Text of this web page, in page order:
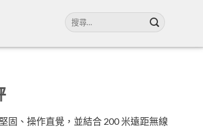
搜
尋
鍵
固、操作直覺，並結合 200 米遠距無線